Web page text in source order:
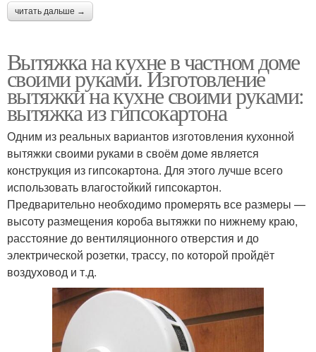
читать дальше →
Вытяжка на кухне в частном доме
своими руками. Изготовление
вытяжки на кухне своими руками:
вытяжка из гипсокартона
Одним из реальных вариантов изготовления кухонной
вытяжки своими руками в своём доме является
конструкция из гипсокартона. Для этого лучше всего
использовать влагостойкий гипсокартон.
Предварительно необходимо промерять все размеры —
высоту размещения короба вытяжки по нижнему краю,
расстояние до вентиляционного отверстия и до
электрической розетки, трассу, по которой пройдёт
воздуховод и т.д.